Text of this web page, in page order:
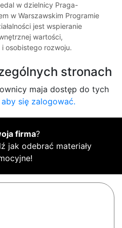
w dzielnicy Praga-
w Warszawskim Programie
jest wspieranie
wartości,
osobistego rozwoju.
stronach
maja dostęp do tych
aby się zalogować.
firma?
jak odebrać materiały